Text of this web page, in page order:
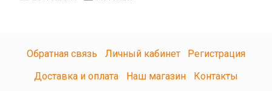
Обратная связь Личный кабинет
Регистрация
Доставка и оплата
Наш магазин Контакты